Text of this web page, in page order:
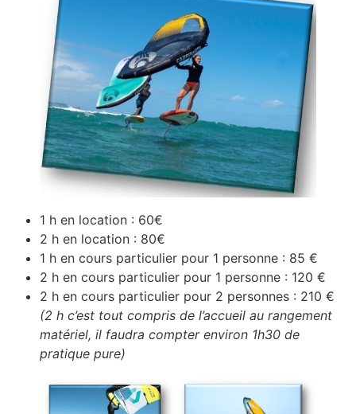
1 h en location : 60€
2 h en location : 80€
1 h en cours particulier pour 1 personne : 85 €
2 h en cours particulier pour 1 personne : 120 €
2 h en cours particulier pour 2 personnes : 210 €
(2 h c’est tout compris de l’accueil au rangement
matériel, il faudra compter environ 1h30 de
pratique pure)